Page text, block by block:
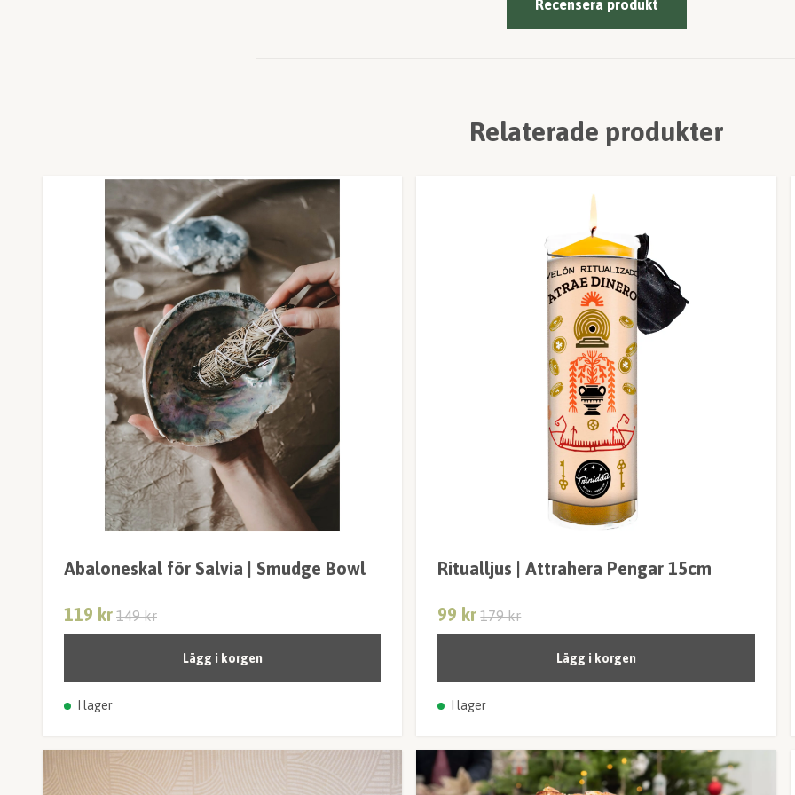
Recensera produkt
Relaterade produkter
Abaloneskal för Salvia | Smudge Bowl
119 kr 149 kr
Lägg i korgen
I lager
Ritualljus | Attrahera Pengar 15cm
99 kr 179 kr
Lägg i korgen
I lager